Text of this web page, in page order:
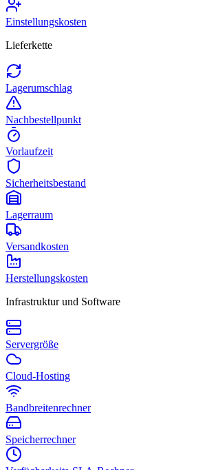
Einstellungskosten
Lieferkette
Lagerumschlag
Nachbestellpunkt
Vorlaufzeit
Sicherheitsbestand
Lagerraum
Versandkosten
Herstellungskosten
Infrastruktur und Software
Servergröße
Cloud-Hosting
Bandbreitenrechner
Speicherrechner